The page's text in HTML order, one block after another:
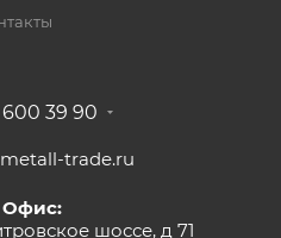
39 90
trade.ru
Офис:
шоссе, д 71